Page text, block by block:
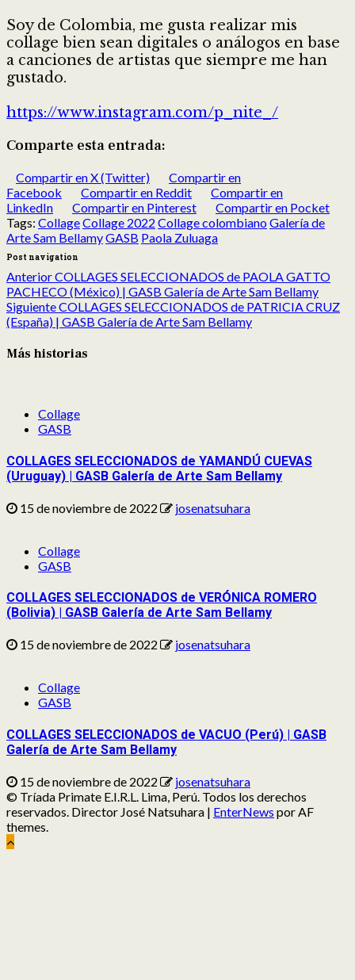
Soy de Colombia, me gusta realizar mis
collage bien sean digitales o análogos en base
a canciones de artistas que siempre me han
gustado.
https://www.instagram.com/p_nite_/
Comparte esta entrada:
Compartir en X (Twitter)
Compartir en
Facebook
Compartir en Reddit
Compartir en
LinkedIn
Compartir en Pinterest
Compartir en Pocket
Tags: CollageCollage 2022 Collage colombianoGalería de
Arte Sam BellamyGASB Paola Zuluaga
Post navigation
AnteriorCOLLAGES SELECCIONADOS de PAOLA GATTO
PACHECO (México) | GASB Galería de Arte Sam Bellamy
SiguienteCOLLAGES SELECCIONADOS de PATRICIA CRUZ
(España) | GASB Galería de Arte Sam Bellamy
Más historias
Collage
GASB
COLLAGES SELECCIONADOS de YAMANDÚ CUEVAS
(Uruguay) | GASB Galería de Arte Sam Bellamy
15 de noviembre de 2022 josenatsuhara
Collage
GASB
COLLAGES SELECCIONADOS de VERÓNICA ROMERO
(Bolivia) | GASB Galería de Arte Sam Bellamy
15 de noviembre de 2022 josenatsuhara
Collage
GASB
COLLAGES SELECCIONADOS de VACUO (Perú) | GASB
Galería de Arte Sam Bellamy
15 de noviembre de 2022
josenatsuhara
© Tríada Primate E.I.R.L. Lima, Perú. Todos los derechos
reservados. Director José Natsuhara | EnterNews por AF
themes.